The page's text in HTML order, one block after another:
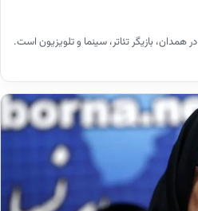
فقیهه سلطانی متولد ۲۹ مرداد ۱۳۵۳ در همدان، بازیگر تئاتر، سینما و تلویزیون است.